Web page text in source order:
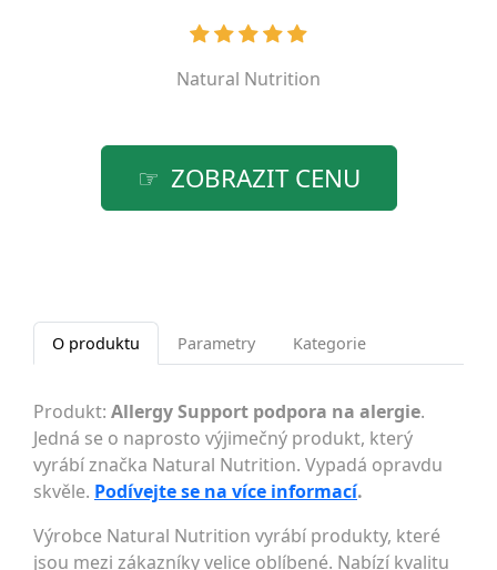
Natural Nutrition
ZOBRAZIT CENU
O produktu Parametry Kategorie
Produkt: Allergy Support podpora na alergie.
Jedná se o naprosto výjimečný produkt, který
vyrábí značka Natural Nutrition. Vypadá opravdu
skvěle. Podívejte se na více informací.
Výrobce Natural Nutrition vyrábí produkty, které
jsou mezi zákazníky velice oblíbené. Nabízí kvalitu